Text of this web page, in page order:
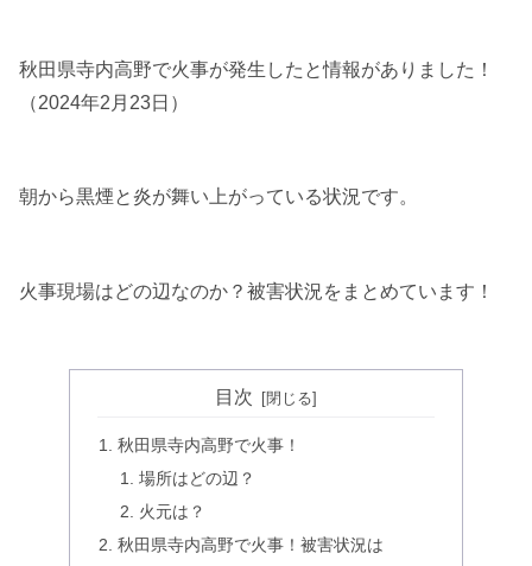
秋田県寺内高野で火事が発生したと情報がありました！
（2024年2月23日）
朝から黒煙と炎が舞い上がっている状況です。
火事現場はどの辺なのか？被害状況をまとめています！
目次
秋田県寺内高野で火事！
場所はどの辺？
火元は？
秋田県寺内高野で火事！被害状況は